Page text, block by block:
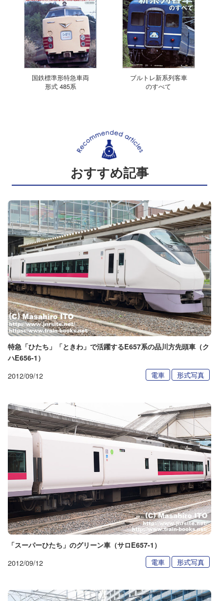
国鉄標準形特急車両
形式 485系
ブルトレ新系列客車
のすべて
おすすめ記事
特急「ひたち」「ときわ」で活躍するE657系の品川方先頭車（ク
ハE656-1）
2012/09/12 電車 形式写真
「スーパーひたち」のグリーン車（サロE657-1）
2012/09/12 電車 形式写真